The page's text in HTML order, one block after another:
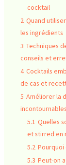
cocktail
2 Quand
les ingrédients
3 Techniques
conseils et
4 Cocktails
de cas et
5 Améliorer la
5.1 Quelles
et stirred en
5.2 Pourquoi
5.3 Peut-on